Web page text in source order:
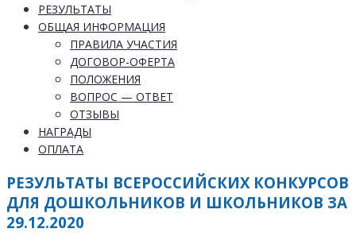
РЕЗУЛЬТАТЫ
ОБЩАЯ ИНФОРМАЦИЯ
ПРАВИЛА УЧАСТИЯ
ДОГОВОР-ОФЕРТА
ПОЛОЖЕНИЯ
ВОПРОС — ОТВЕТ
ОТЗЫВЫ
НАГРАДЫ
ОПЛАТА
РЕЗУЛЬТАТЫ ВСЕРОССИЙСКИХ КОНКУРСОВ
ДЛЯ ДОШКОЛЬНИКОВ И ШКОЛЬНИКОВ ЗА
29.12.2020